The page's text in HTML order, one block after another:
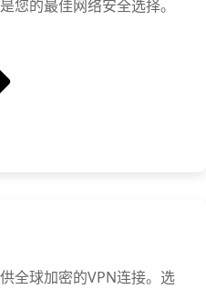
您的最佳网络安全选择。
全球加密的VPN连接。选